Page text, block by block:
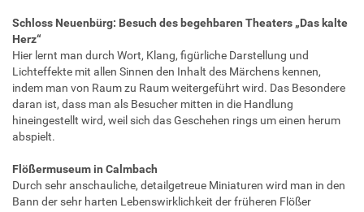
Schloss Neuenbürg: Besuch des begehbaren Theaters „Das kalte
Herz“
Hier lernt man durch Wort, Klang, figürliche Darstellung und
Lichteffekte mit allen Sinnen den Inhalt des Märchens kennen,
indem man von Raum zu Raum weitergeführt wird. Das Besondere
daran ist, dass man als Besucher mitten in die Handlung
hineingestellt wird, weil sich das Geschehen rings um einen herum
abspielt.
Flößermuseum in Calmbach
Durch sehr anschauliche, detailgetreue Miniaturen wird man in den
Bann der sehr harten Lebenswirklichkeit der früheren Flößer